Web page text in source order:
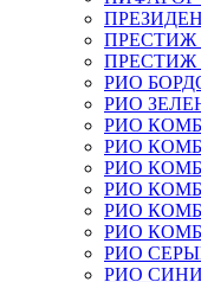
ПРЕСТИЖ
РИО
РИО
РИО
РИО
РИО
РИО
РИО
РИО
РИО
РИО